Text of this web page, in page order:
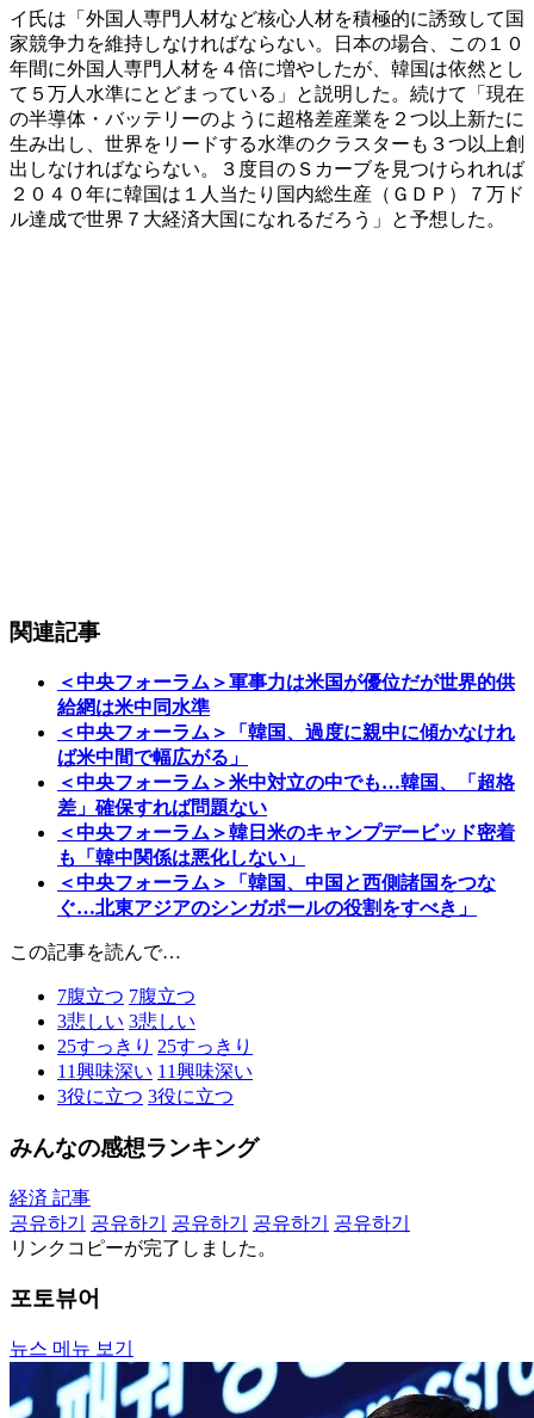
イ氏は「外国人専門人材など核心人材を積極的に誘致して国
家競争力を維持しなければならない。日本の場合、この１０
年間に外国人専門人材を４倍に増やしたが、韓国は依然とし
て５万人水準にとどまっている」と説明した。続けて「現在
の半導体・バッテリーのように超格差産業を２つ以上新たに
生み出し、世界をリードする水準のクラスターも３つ以上創
出しなければならない。３度目のＳカーブを見つけられれば
２０４０年に韓国は１人当たり国内総生産（ＧＤＰ）７万ド
ル達成で世界７大経済大国になれるだろう」と予想した。
関連記事
＜中央フォーラム＞軍事力は米国が優位だが世界的供
給網は米中同水準
＜中央フォーラム＞「韓国、過度に親中に傾かなけれ
ば米中間で幅広がる」
＜中央フォーラム＞米中対立の中でも…韓国、「超格
差」確保すれば問題ない
＜中央フォーラム＞韓日米のキャンプデービッド密着
も「韓中関係は悪化しない」
＜中央フォーラム＞「韓国、中国と西側諸国をつな
ぐ…北東アジアのシンガポールの役割をすべき」
この記事を読んで…
7腹立つ 7腹立つ
3悲しい 3悲しい
25すっきり 25すっきり
11興味深い 11興味深い
3役に立つ 3役に立つ
みんなの感想ランキング
経済 記事
공유하기
공유하기 공유하기 공유하기
공유하기
リンクコピーが完了しました。
포토뷰어
뉴스 메뉴 보기